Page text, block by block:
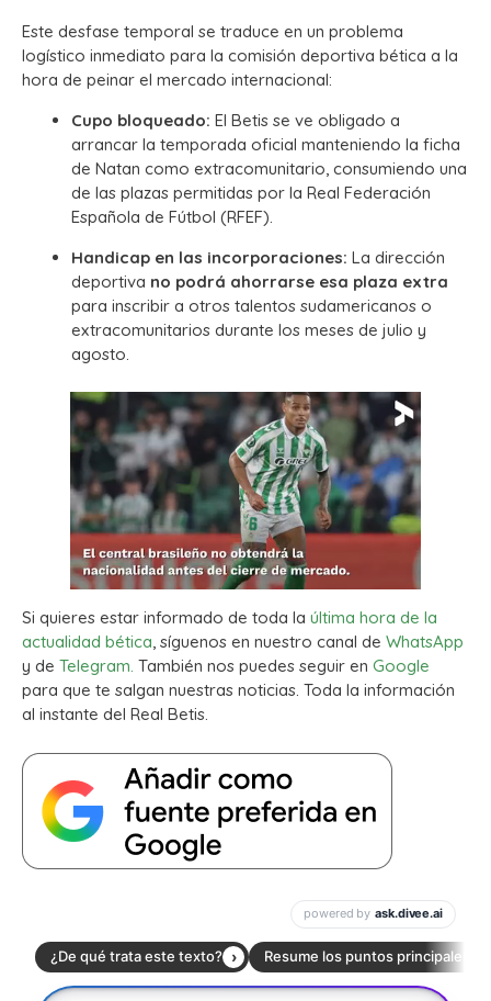
Este desfase temporal se traduce en un problema
logístico inmediato para la comisión deportiva bética a la
hora de peinar el mercado internacional:
Cupo bloqueado: El Betis se ve obligado a
arrancar la temporada oficial manteniendo la ficha
de Natan como extracomunitario, consumiendo una
de las plazas permitidas por la Real Federación
Española de Fútbol (RFEF).
Handicap en las incorporaciones: La dirección
deportiva no podrá ahorrarse esa plaza extra
para inscribir a otros talentos sudamericanos o
extracomunitarios durante los meses de julio y
agosto.
Si quieres estar informado de toda la última hora de la
actualidad bética, síguenos en nuestro canal de WhatsApp
y de Telegram. También nos puedes seguir en Google
para que te salgan nuestras noticias. Toda la información
al instante del Real Betis.